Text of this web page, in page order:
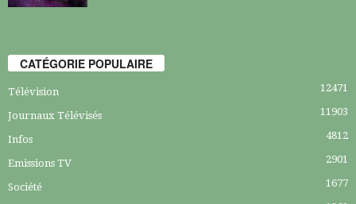
CATÉGORIE POPULAIRE
Télévision 12471
Journaux Télévisés 11903
Infos 4812
Emissions TV 2901
Société
1677